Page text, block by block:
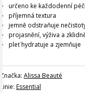
určeno ke každodenní
příjemná textura
jemně odstraňuje
projasnění, výživa a
pleť hydratuje a zjemňuje
Značka: Alissa Beauté
Linie: Essential